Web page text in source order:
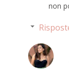
non